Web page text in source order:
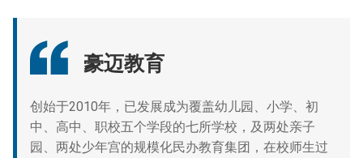
豪迈教育
创始于2010年，已发展成为覆盖幼儿园、小学、初
中、高中、职校五个学段的七所学校，及两处亲子
园、两处少年宫的规模化民办教育集团，在校师生过